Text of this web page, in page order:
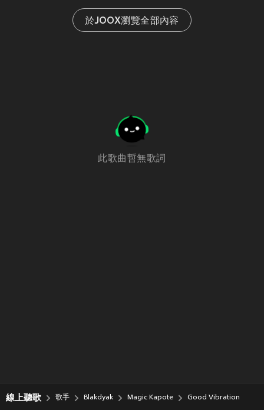
於JOOX瀏覽全部內容
此歌曲暫無歌詞
線上聽歌 歌手 Blakdyak Magic Kapote Good Vibration